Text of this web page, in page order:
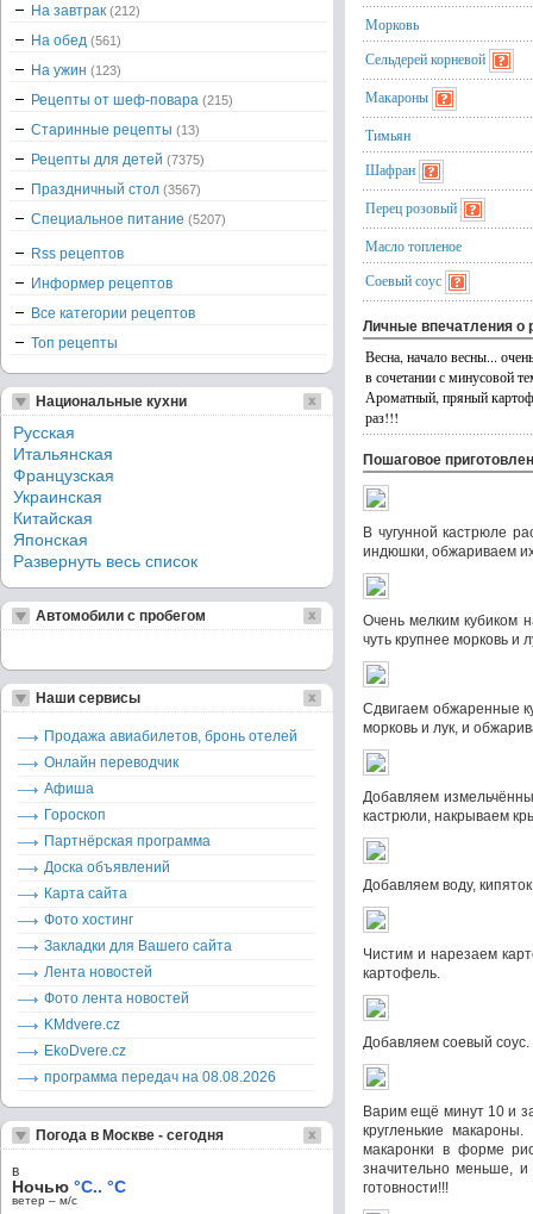
Морковь
Сельдерей корневой
Макароны
Тимьян
Шафран
Перец розовый
Масло топленое
Соевый соус
Личные впечатления о
Весна, начало весны...
в сочетании с минусовой
Ароматный, пряный
раз!!!
Пошаговое
В чугунной кастрюле
индюшки, обжариваем
Очень мелким кубиком
чуть крупнее морковь и
Сдвигаем обжаренные
морковь и лук, и
Добавляем
кастрюли, накрываем
Добавляем воду,
Чистим и нарезаем
картофель.
Добавляем соевый
Варим ещё минут 10 и
кругленькие
макаронки в форме
значительно меньше,
готовности!!!
На завтрак (212)
На обед (561)
На ужин (123)
Рецепты от шеф-повара (215)
Старинные рецепты (13)
Рецепты для детей (7375)
Праздничный стол (3567)
Специальное питание (5207)
Rss рецептов
Информер рецептов
Все категории рецептов
Топ рецепты
Национальные кухни
Русская
Итальянская
Французская
Украинская
Китайская
Японская
Развернуть весь список
Автомобили с пробегом
Наши сервисы
Продажа авиабилетов, бронь отелей
Онлайн переводчик
Афиша
Гороскоп
Партнёрская программа
Доска объявлений
Карта сайта
Фото хостинг
Закладки для Вашего сайта
Лента новостей
Фото лента новостей
KMdvere.cz
EkoDvere.cz
программа передач на 08.08.2026
Погода в Москве - сегодня
в
Ночью °C.. °C
ветер – м/c